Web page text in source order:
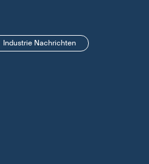
Industrie Nachrichten